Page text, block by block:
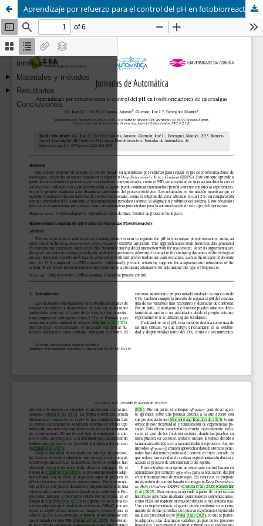
Aprendizaje por refuerzo para el control del pH en fotobiorreactores de microalgas